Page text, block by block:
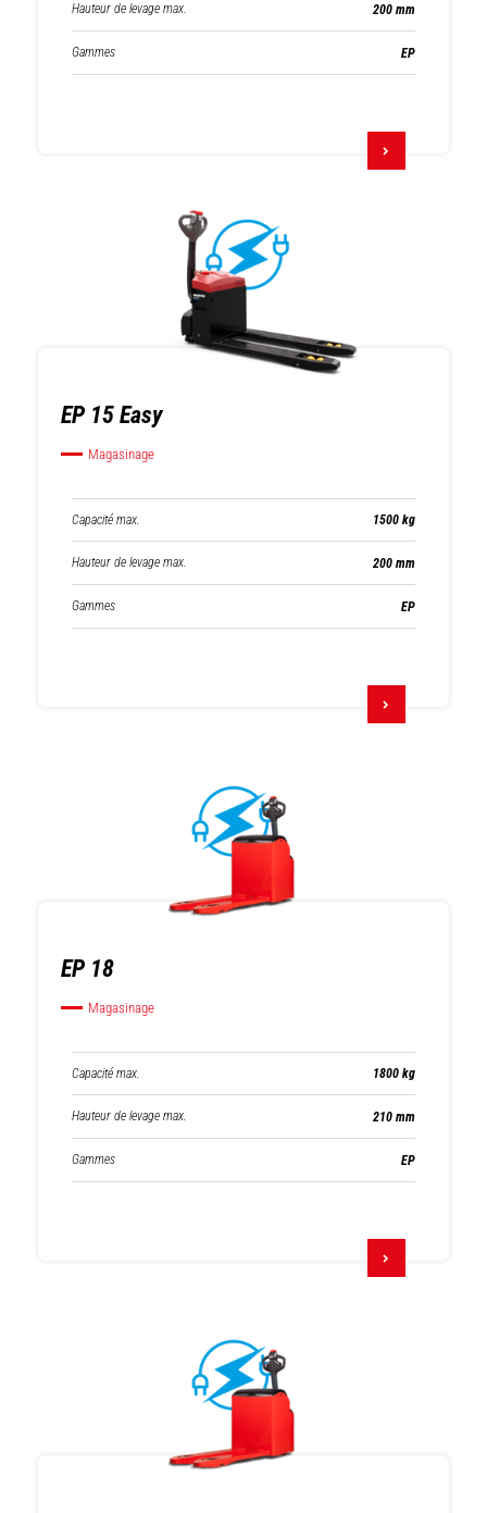
Hauteur de levage max. 200 mm
Gammes EP
EP 15 Easy
Magasinage
Capacité max. 1500 kg
Hauteur de levage max. 200 mm
Gammes EP
EP 18
Magasinage
Capacité max. 1800 kg
Hauteur de levage max. 210 mm
Gammes EP